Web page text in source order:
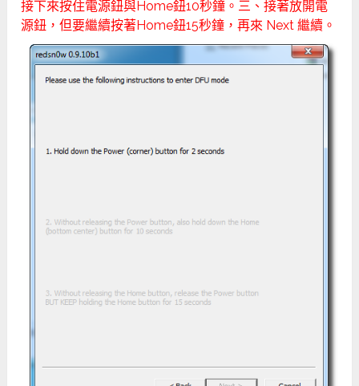
接下來按住電源鈕與Home鈕10秒鐘。三、接著放開電
源鈕，但要繼續按著Home鈕15秒鐘，再來 Next 繼續。